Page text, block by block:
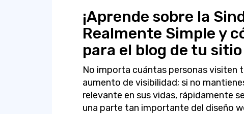
¡Aprende sobre la
Realmente Simple y
para el blog de tu
No importa cuántas personas visiten
aumento de visibilidad; si no
relevante en sus vidas, rápidamente
una parte tan importante del diseño